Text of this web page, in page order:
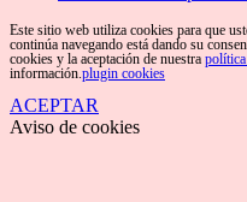
Este sitio web utiliza cookies para que
continúa navegando está dando su
cookies y la aceptación de nuestra
información.plugin cookies
ACEPTAR
Aviso de cookies